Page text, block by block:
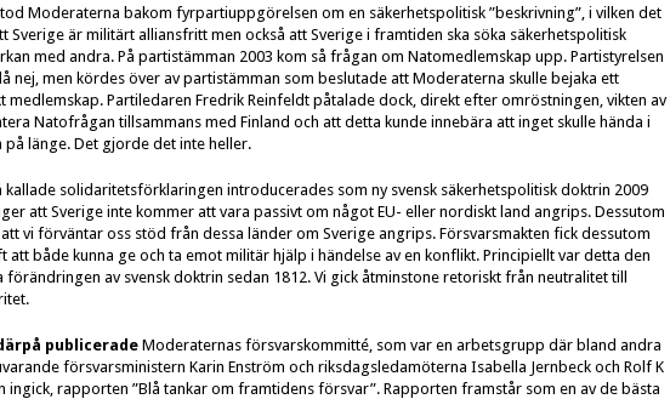
Moderaterna bakom fyrpartiuppgörelsen om en säkerhetspolitisk ”beskrivning”, i vilken det
Sverige är militärt alliansfritt men också att Sverige i framtiden ska söka säkerhetspolitisk
med andra. På partistämman 2003 kom så frågan om Natomedlemskap upp. Partistyrelsen
nej, men kördes över av partistämman som beslutade att Moderaterna skulle bejaka ett
medlemskap. Partiledaren Fredrik Reinfeldt påtalade dock, direkt efter omröstningen, vikten av
Natofrågan tillsammans med Finland och att detta kunde innebära att inget skulle hända i
på länge. Det gjorde det inte heller.
kallade solidaritetsförklaringen introducerades som ny svensk säkerhetspolitisk doktrin 2009
att Sverige inte kommer att vara passivt om något EU- eller nordiskt land angrips. Dessutom
vi förväntar oss stöd från dessa länder om Sverige angrips. Försvarsmakten fick dessutom
att både kunna ge och ta emot militär hjälp i händelse av en konflikt. Principiellt var detta den
förändringen av svensk doktrin sedan 1812. Vi gick åtminstone retoriskt från neutralitet till
publicerade Moderaternas försvarskommitté, som var en arbetsgrupp där bland andra
försvarsministern Karin Enström och riksdagsledamöterna Isabella Jernbeck och Rolf K
ingick, rapporten ”Blå tankar om framtidens försvar”. Rapporten framstår som en av de bästa